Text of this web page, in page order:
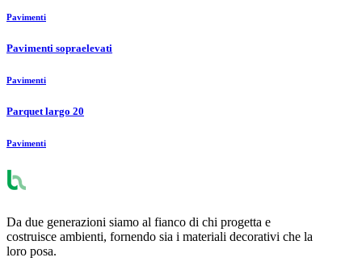
Pavimenti
Pavimenti sopraelevati
Pavimenti
Parquet largo 20
Pavimenti
Da due generazioni siamo al fianco di chi progetta e
costruisce ambienti, fornendo sia i materiali decorativi che la
loro posa.